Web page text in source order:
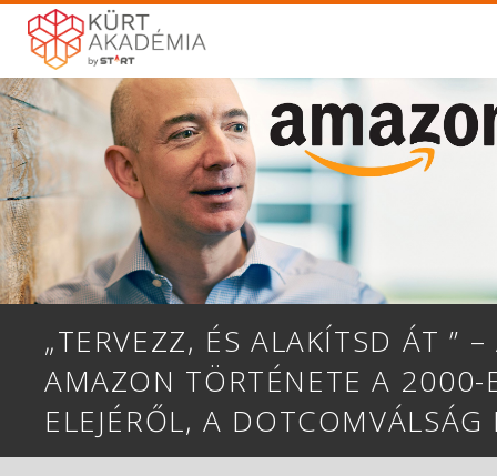
„TERVEZZ, ÉS ALAKÍTSD ÁT ” –
AMAZON TÖRTÉNETE A 2000-
ELEJÉRŐL, A DOTCOMVÁLSÁG